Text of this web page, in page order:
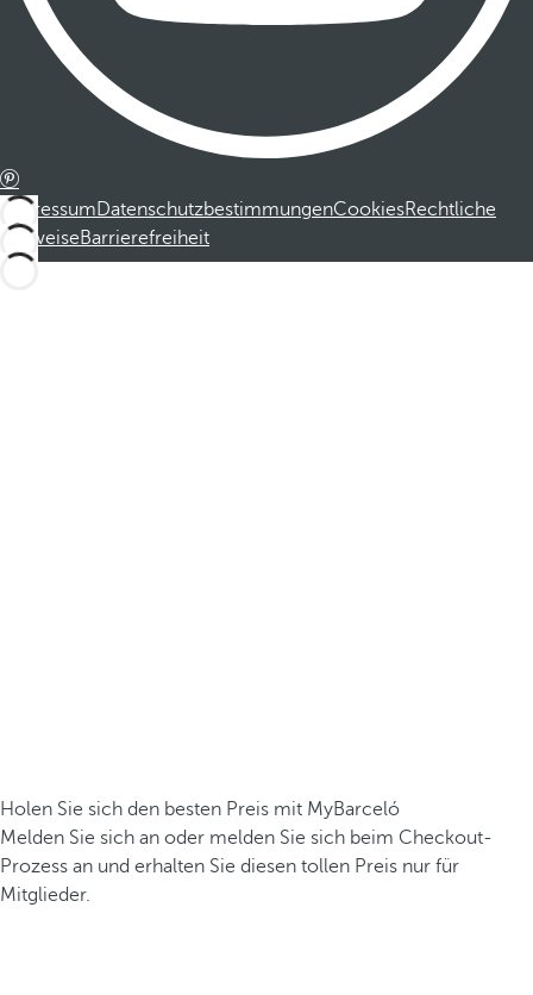
ImpressumDatenschutzbestimmungenCookiesRechtliche
HinweiseBarrierefreiheit
Holen Sie sich den besten Preis mit MyBarceló
Melden Sie sich an oder melden Sie sich beim Checkout-
Prozess an und erhalten Sie diesen tollen Preis nur für
Mitglieder.